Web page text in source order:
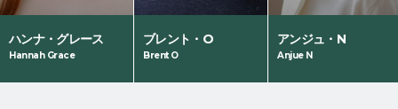
NHK "Radio
Business
ハンナ・グレース
Hannah Grace
NHHK WORLD
「Japanplogy
ブレント・O
Brent O
Eテレ「小学生の基
礎英語 on TV」す
アンジュ・N
Anjue N